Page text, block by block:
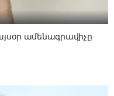
ամենագրավիչը